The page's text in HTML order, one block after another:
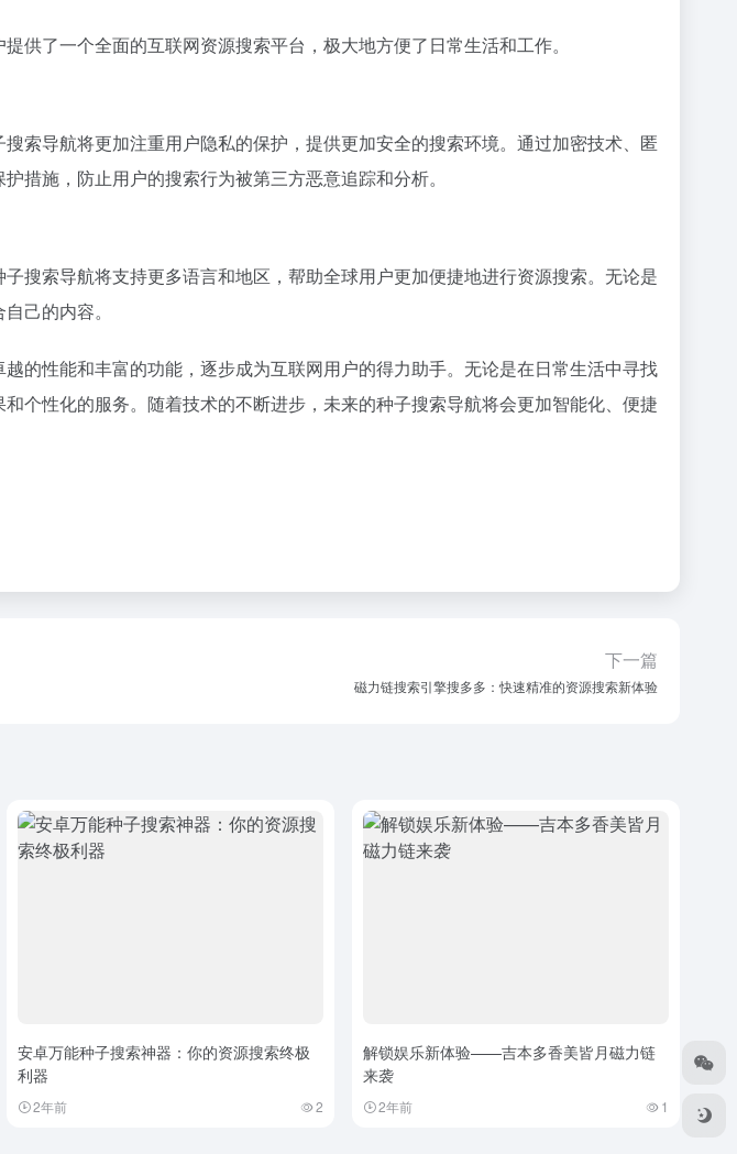
了一个全面的互联网资源搜索平台，极大地方便了日常生活和工作。
索导航将更加注重用户隐私的保护，提供更加安全的搜索环境。通过加密技术、匿
措施，防止用户的搜索行为被第三方恶意追踪和分析。
搜索导航将支持更多语言和地区，帮助全球用户更加便捷地进行资源搜索。无论是
己的内容。
的性能和丰富的功能，逐步成为互联网用户的得力助手。无论是在日常生活中寻找
个性化的服务。随着技术的不断进步，未来的种子搜索导航将会更加智能化、便捷
下一篇
磁力链搜索引擎搜多多：快速精准的资源搜索新体验
安卓万能种子搜索神器：你的资源搜索终极
利器
2年前 2
解锁娱乐新体验——吉本多香美皆月磁力链
来袭
2年前 1